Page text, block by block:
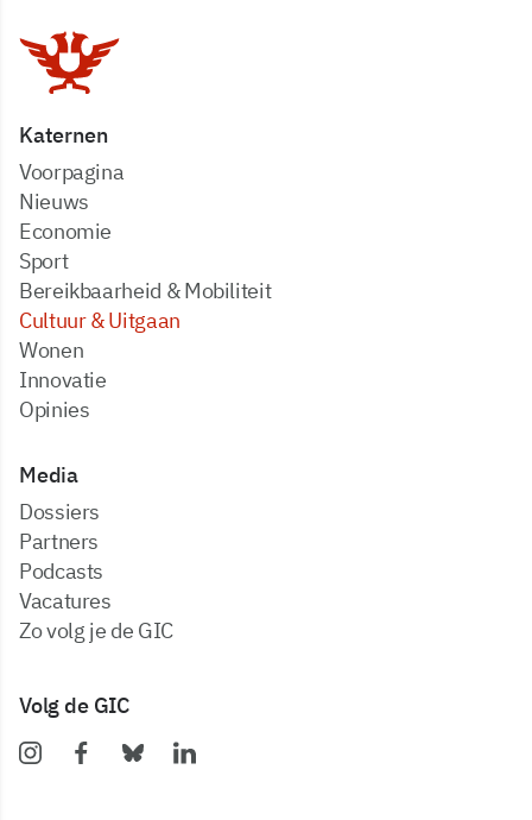
Katernen
Voorpagina
Nieuws
Economie
Sport
Bereikbaarheid & Mobiliteit
Cultuur & Uitgaan
Wonen
Innovatie
Opinies
Media
dossiers
partners
podcasts
vacatures
zo volg je de GIC
Volg de GIC